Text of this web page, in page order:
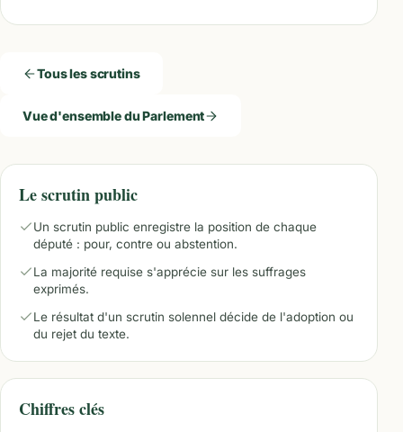
Tous les scrutins
Vue d'ensemble du Parlement
Le scrutin public
Un scrutin public enregistre la position de chaque
député : pour, contre ou abstention.
La majorité requise s'apprécie sur les suffrages
exprimés.
Le résultat d'un scrutin solennel décide de l'adoption ou
du rejet du texte.
Chiffres clés